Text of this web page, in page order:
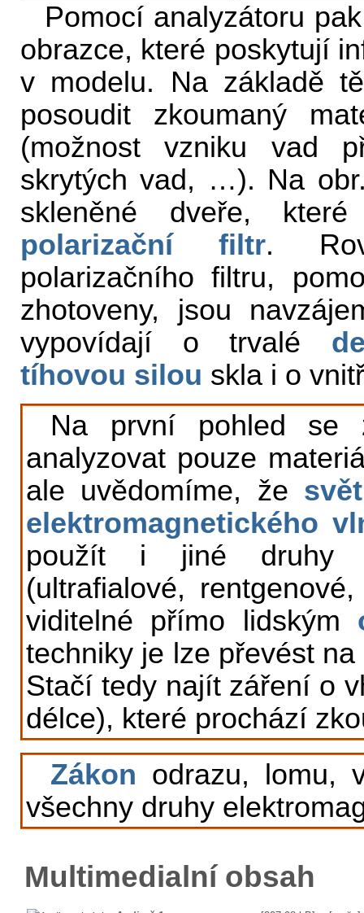
Pomocí analyzátoru
obrazce, které poskytují
v modelu. Na základě
posoudit zkoumaný
(možnost vzniku vad
skrytých vad, …). Na
skleněné dveře,
polarizační filtr.
polarizačního filtru,
zhotoveny, jsou
vypovídají o trvalé
tíhovou silou skla i o
Na první pohled se
analyzovat pouze
ale uvědomíme, že
elektromagnetického
použít i jiné druhy
(ultrafialové,
viditelné přímo lidským
techniky je lze převést
Stačí tedy najít záření o
délce), které prochází
Zákon odrazu, lomu,
všechny druhy
Multimedialní obsah